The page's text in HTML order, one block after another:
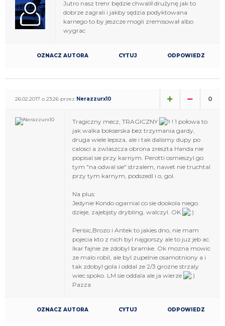
Jutro nasz trenr będzie chwalił drużynę jak to
dobrze zagrali i jakby sędzia podyktowana
karnego to by jeszcze mogli zremisował albo
wygrac
OZNACZ AUTORA CYTUJ ODPOWIEDZ
26.02.2017 o 23:26 przez Nerazzurx10 0
Tragiczny mecz, TRAGICZNY
! 1 połowa to
jak walka bokserska bez trzymania gardy,
druga wiele lepsza, ale i tak dalismy dupy po
calosci a zwlaszcza obrona zreszta Handa nie
popisal sie przy karnym. Perotti osmieszyl go
tym "na odwal sie" strzalem, nawet nie truchtal
przy tym karnym, podszedl i o, gol.
Na plus:
Jedynie Kondo ogarnial co sie dookola niego
dzieje, zajebjsty drybling, walczyl. OK
Perisic,Brozo i Antek to jakies dno, nie mam
pojecia kto z nich byl najgorszy ale to juz jeb ac.
Ikar fajnie ze zdobyl bramke. Ok mozna mowic
ze malo robil, ale byl zupelnie osamotniony a i
tak zdobyl gola i oddal ze 2/3 grozne strzaly
wiec spoko. LM sie oddala ale ja wierze
Pazza
OZNACZ AUTORA CYTUJ ODPOWIEDZ